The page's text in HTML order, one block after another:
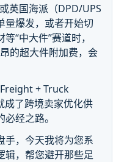
英国海派（DPD/UPS
量爆发，或者开始切
“中大件”赛道时，
的超大件附加费，会
+ Truck
了跨境卖家优化供
经之路。
手，今天我将为您系
辑，帮您避开那些足